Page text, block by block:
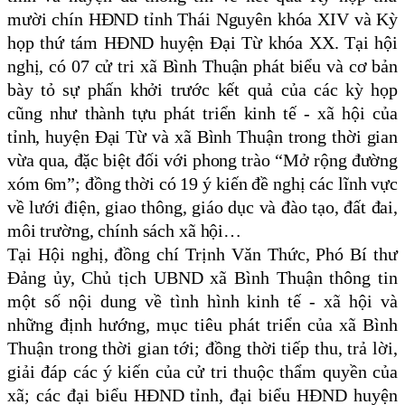
mười chín HĐND tỉnh Thái Nguyên khóa XIV và Kỳ
họp thứ tám HĐND huyện Đại Từ khóa XX. Tại hội
nghị, có 07 cử tri xã Bình Thuận phát biểu và cơ bản
bày tỏ sự phấn khởi trước kết quả của các kỳ họp
cũng như thành tựu phát triển kinh tế - xã hội của
tỉnh, huyện Đại Từ và xã Bình Thuận trong thời gian
vừa qua, đặc biệt đối với phong trào “Mở rộng đường
xóm 6m”; đồng thời có 19 ý kiến đề nghị các lĩnh vực
về lưới điện, giao thông, giáo dục và đào tạo, đất đai,
môi trường, chính sách xã hội…
Tại Hội nghị, đồng chí Trịnh Văn Thức, Phó Bí thư
Đảng ủy, Chủ tịch UBND xã Bình Thuận thông tin
một số nội dung về tình hình kinh tế - xã hội và
những định hướng, mục tiêu phát triển của xã Bình
Thuận trong thời gian tới; đồng thời tiếp thu, trả lời,
giải đáp các ý kiến của cử tri thuộc thẩm quyền của
xã; các đại biểu HĐND tỉnh, đại biểu HĐND huyện